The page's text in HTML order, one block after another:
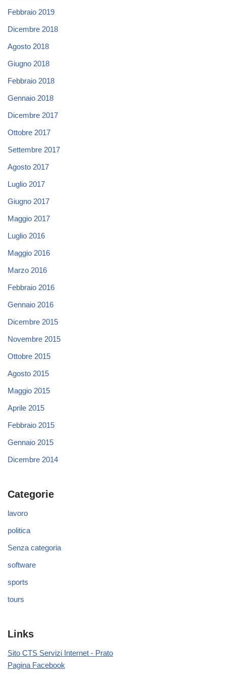
Febbraio 2019
Dicembre 2018
Agosto 2018
Giugno 2018
Febbraio 2018
Gennaio 2018
Dicembre 2017
Ottobre 2017
Settembre 2017
Agosto 2017
Luglio 2017
Giugno 2017
Maggio 2017
Luglio 2016
Maggio 2016
Marzo 2016
Febbraio 2016
Gennaio 2016
Dicembre 2015
Novembre 2015
Ottobre 2015
Agosto 2015
Maggio 2015
Aprile 2015
Febbraio 2015
Gennaio 2015
Dicembre 2014
Categorie
lavoro
politica
Senza categoria
software
sports
tours
Links
Sito CTS Servizi Internet - Prato
Pagina Facebook